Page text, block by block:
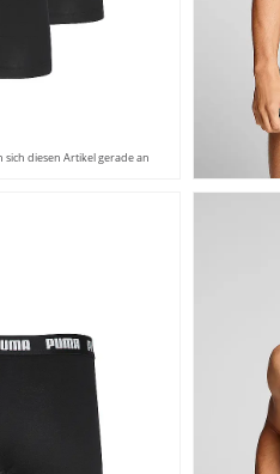
sich diesen Artikel gerade an